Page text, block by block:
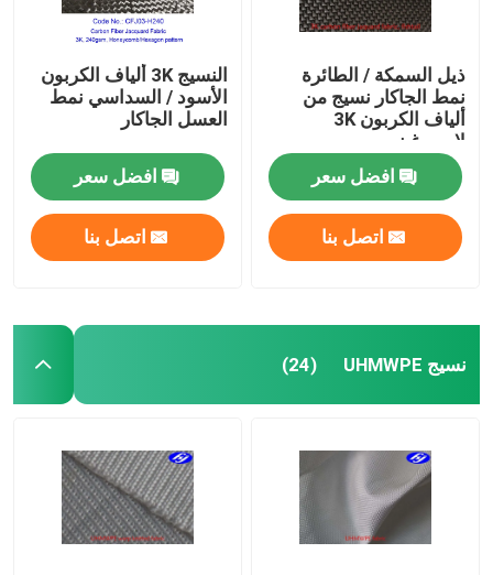
ذيل السمكة / الطائرة
نمط الجاكار نسيج من
ألياف الكربون 3K
لامبورغيني
افضل سعر
اتصل بنا
النسيج 3K ألياف الكربون
الأسود / السداسي نمط
العسل الجاكار
افضل سعر
اتصل بنا
نسيج UHMWPE (24)